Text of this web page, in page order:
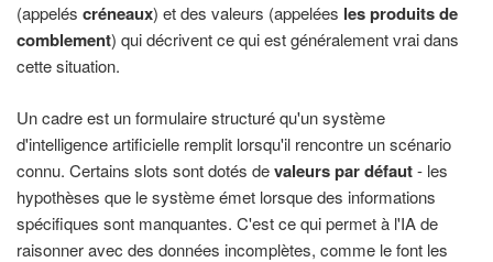
(appelés créneaux) et des valeurs (appelées les produits de
comblement) qui décrivent ce qui est généralement vrai dans
cette situation.
Un cadre est un formulaire structuré qu'un système
d'intelligence artificielle remplit lorsqu'il rencontre un scénario
connu. Certains slots sont dotés devaleurs par défaut- les
hypothèses que le système émet lorsque des informations
spécifiques sont manquantes. C'est ce qui permet à l'IA de
raisonner avec des données incomplètes, comme le font les